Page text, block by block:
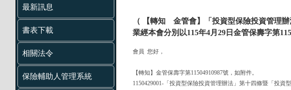
最新訊息
書表下載
相關法令
保險輔助人管理系統
（ 【轉知 金管會】「投資型保險投資管理
業經本會分別以115年4月29日金管保壽字第
會員 您好，
【轉知】金管保壽字第11504910987號，如附件。
1150429001-「投資型保險投資管理辦法」第十四條暨「投